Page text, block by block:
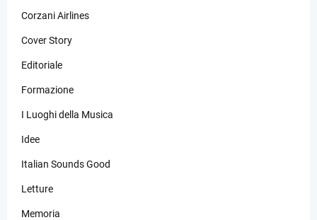
Corzani Airlines
Cover Story
Editoriale
Formazione
I Luoghi della Musica
Idee
Italian Sounds Good
Letture
Memoria